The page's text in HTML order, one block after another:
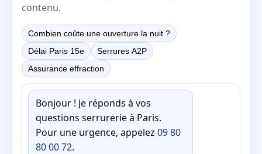
contenu.
Combien coûte une ouverture la nuit ?
Délai Paris 15e
Serrures A2P
Assurance effraction
Bonjour ! Je réponds à vos
questions serrurerie à Paris.
Pour une urgence, appelez 09 80
80 00 72.